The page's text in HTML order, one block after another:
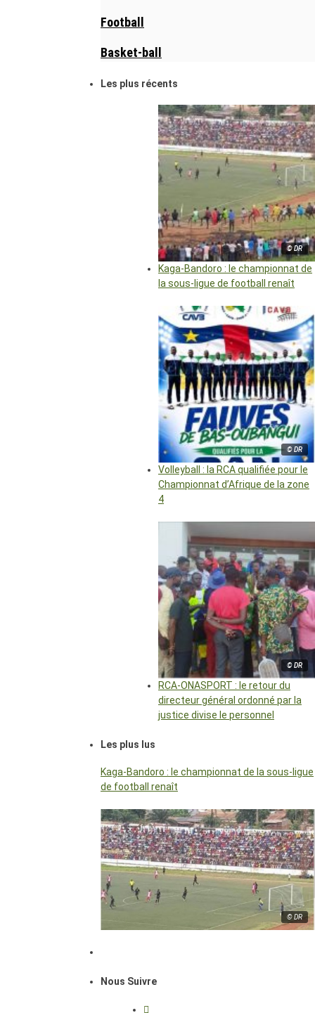
Football
Basket-ball
Les plus récents
© DR
Kaga-Bandoro : le championnat de
la sous-ligue de football renaît
© DR
Volleyball : la RCA qualifiée pour le
Championnat d’Afrique de la zone
4
© DR
RCA-ONASPORT : le retour du
directeur général ordonné par la
justice divise le personnel
Les plus lus
Kaga-Bandoro : le championnat de la sous-ligue
de football renaît
© DR
Nous Suivre